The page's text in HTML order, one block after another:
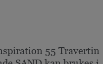
55 Travertin